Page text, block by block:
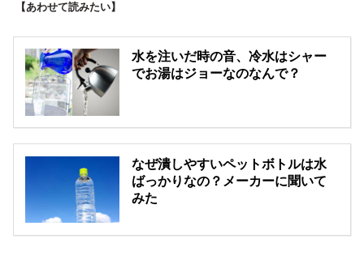
【あわせて読みたい】
水を注いだ時の音、冷水はシャー
でお湯はジョーなのなんで？
なぜ潰しやすいペットボトルは水
ばっかりなの？メーカーに聞いて
みた